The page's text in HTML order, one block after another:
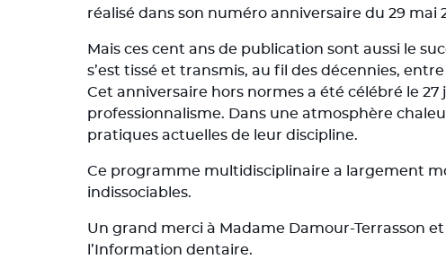
réalisé dans son numéro anniversaire du 29
Mais ces cent ans de publication sont aussi le
s’est tissé et transmis, au fil des décennies,
Cet anniversaire hors normes a été célébré le
professionnalisme. Dans une atmosphère
pratiques actuelles de leur discipline.
Ce programme multidisciplinaire a largement
indissociables.
Un grand merci à Madame Damour-Terrasson
l’Information dentaire.